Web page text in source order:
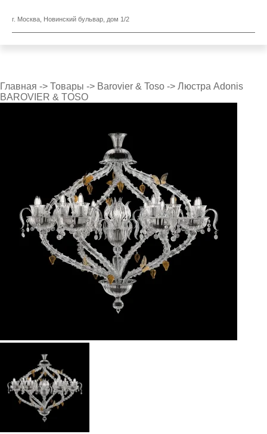
г. Москва, Новинский бульвар, дом 1/2
Главная -> Товары -> Barovier & Toso -> Люстра Adonis
BAROVIER & TOSO